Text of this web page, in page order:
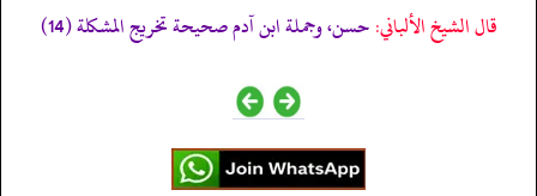
قال الشيخ الألباني:حسن، وجملة ابن آدم صحيحة تخريج المشكلة (14)